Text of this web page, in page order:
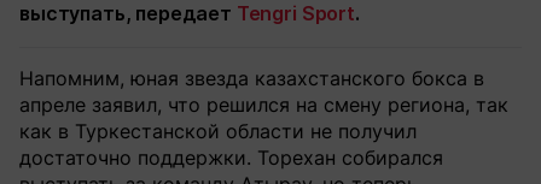
выступать, передает Tengri Sport.
Напомним, юная звезда казахстанского бокса в
апреле заявил, что решился на смену региона, так
как в Туркестанской области не получил
достаточно поддержки. Торехан собирался